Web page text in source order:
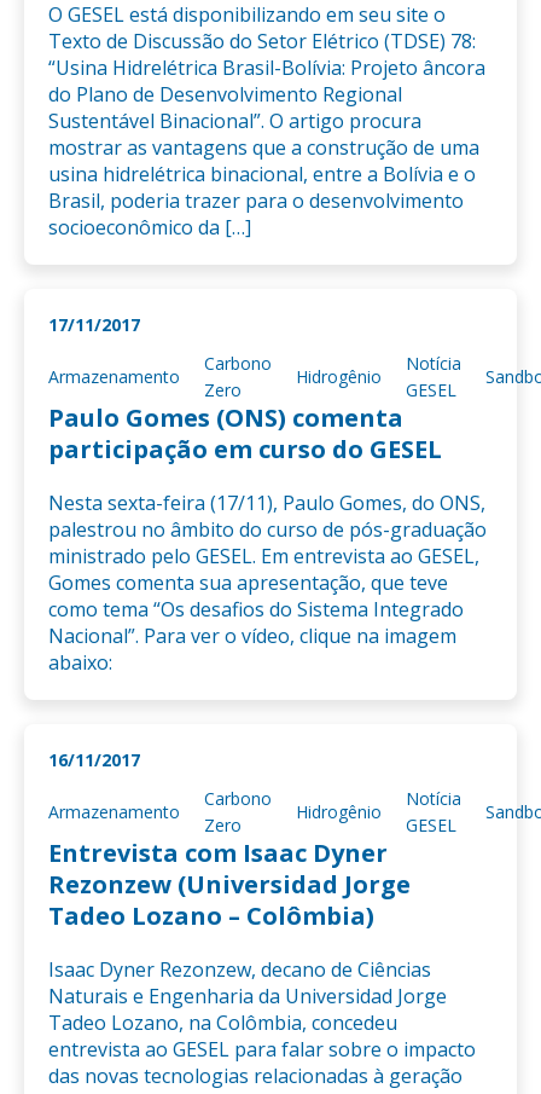
O GESEL está disponibilizando em seu site o
Texto de Discussão do Setor Elétrico (TDSE) 78:
“Usina Hidrelétrica Brasil-Bolívia: Projeto âncora
do Plano de Desenvolvimento Regional
Sustentável Binacional”. O artigo procura
mostrar as vantagens que a construção de uma
usina hidrelétrica binacional, entre a Bolívia e o
Brasil, poderia trazer para o desenvolvimento
socioeconômico da […]
17/11/2017
Armazenamento
Carbono
Zero
Hidrogênio
Notícia
GESEL
Paulo Gomes (ONS) comenta
participação em curso do GESEL
Nesta sexta-feira (17/11), Paulo Gomes, do ONS,
palestrou no âmbito do curso de pós-graduação
ministrado pelo GESEL. Em entrevista ao GESEL,
Gomes comenta sua apresentação, que teve
como tema “Os desafios do Sistema Integrado
Nacional”. Para ver o vídeo, clique na imagem
abaixo:
16/11/2017
Armazenamento
Carbono
Zero
Hidrogênio
Notícia
GESEL
Entrevista com Isaac Dyner
Rezonzew (Universidad Jorge
Tadeo Lozano – Colômbia)
Isaac Dyner Rezonzew, decano de Ciências
Naturais e Engenharia da Universidad Jorge
Tadeo Lozano, na Colômbia, concedeu
entrevista ao GESEL para falar sobre o impacto
das novas tecnologias relacionadas à geração